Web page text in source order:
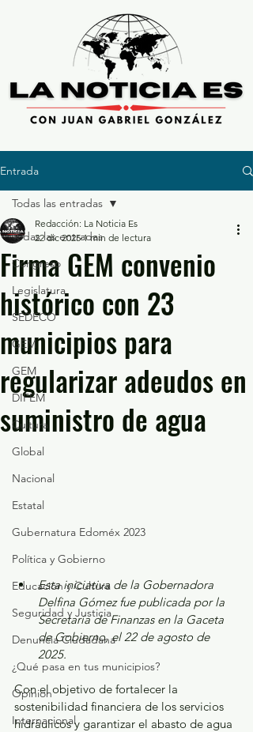
Entrada
Todas las entradas
Congreso
Legislatura
SEDECO
GEM
GEM
DIFEM
Cultura
Global
Nacional
Estatal
Gubernatura Edoméx 2023
Política y Gobierno
Educación y Cultura
Seguridad y Justicia
Denuncia Ciudadana
¿Qué pasa en tus municipios?
Opinión
Internacional
Todas las entradas
Firma GEM convenio
histórico con 23
municipios para
regularizar adeudos en
suministro de agua
Redacción: La Noticia Es
22 dic 2025 1 min de lectura
Esta iniciativa de la Gobernadora
Delfina Gómez fue publicada por la
Secretaría de Finanzas en la Gaceta
de Gobierno, el 22 de agosto de
2025.
Con el objetivo de fortalecer la
sostenibilidad financiera de los servicios
hidráulicos y garantizar el abasto de agua